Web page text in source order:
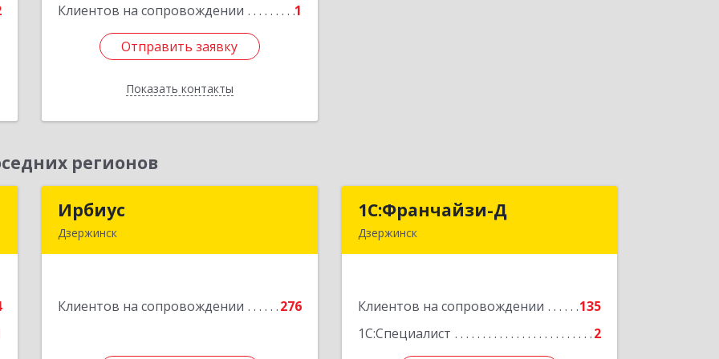
Клиентов на сопровождении 1
Отправить заявку
Показать контакты
Отправить заявку
Назад
регионов
Ирбиус
Дзержинск
Клиентов на сопровождении 276
1С:Франчайзи-Д
Дзержинск
Клиентов на сопровождении
135
1С:Специалист
2
1С:Франчайзи-Д
Подробнее